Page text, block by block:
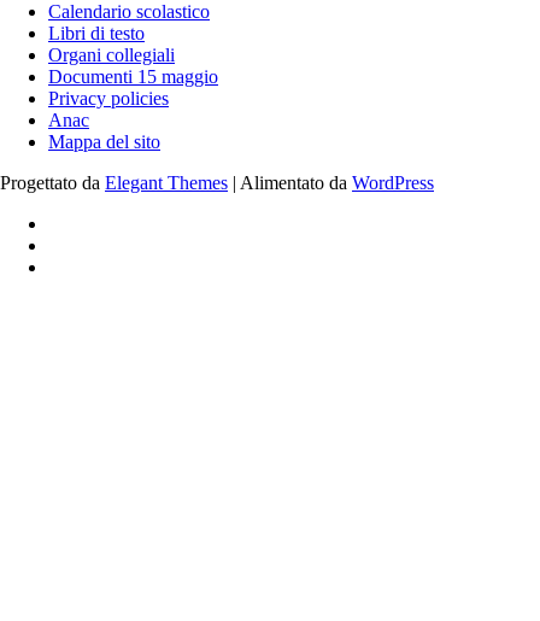
Calendario scolastico
Libri di testo
Organi collegiali
Documenti 15 maggio
Privacy policies
Anac
Mappa del sito
Progettato da Elegant Themes | Alimentato da WordPress